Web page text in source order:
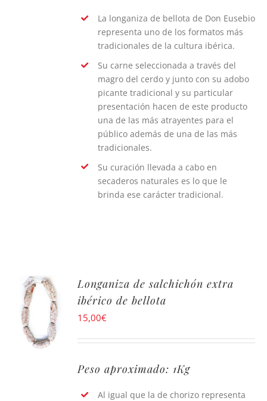
La longaniza de bellota de Don Eusebio
representa uno de los formatos más
tradicionales de la cultura ibérica.
Su carne seleccionada a través del
magro del cerdo y junto con su adobo
picante tradicional y su particular
presentación hacen de este producto
una de las más atrayentes para el
público además de una de las más
tradicionales.
Su curación llevada a cabo en
secaderos naturales es lo que le
brinda ese carácter tradicional.
Longaniza de salchichón extra
ibérico de bellota
15,00€
Peso aproximado: 1Kg
Al igual que la de chorizo representa